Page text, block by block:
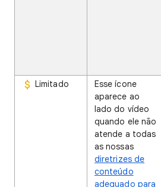
Limitado
Esse ícone
aparece ao
lado do vídeo
quando ele não
atende a todas
as nossas
diretrizes de
conteúdo
adequado para